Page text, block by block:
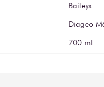
Baileys
Diageo
700 ml